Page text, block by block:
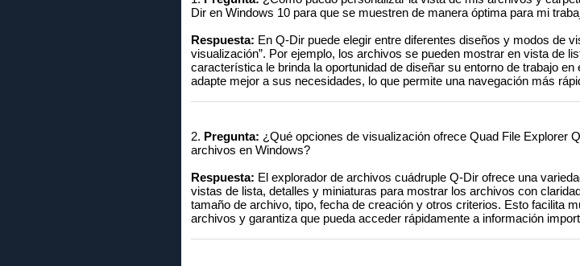
Dir en Windows 10 para que se muestren de manera óptima para mi
Respuesta: En Q-Dir puede elegir entre diferentes diseños y modos de
visualización”. Por ejemplo, los archivos se pueden mostrar en vista de
característica le brinda la oportunidad de diseñar su entorno de trabajo
adapte mejor a sus necesidades, lo que permite una navegación más
2. Pregunta: ¿Qué opciones de visualización ofrece Quad File Explorer
archivos en Windows?
Respuesta: El explorador de archivos cuádruple Q-Dir ofrece una
vistas de lista, detalles y miniaturas para mostrar los archivos con
tamaño de archivo, tipo, fecha de creación y otros criterios. Esto facilita
archivos y garantiza que pueda acceder rápidamente a información